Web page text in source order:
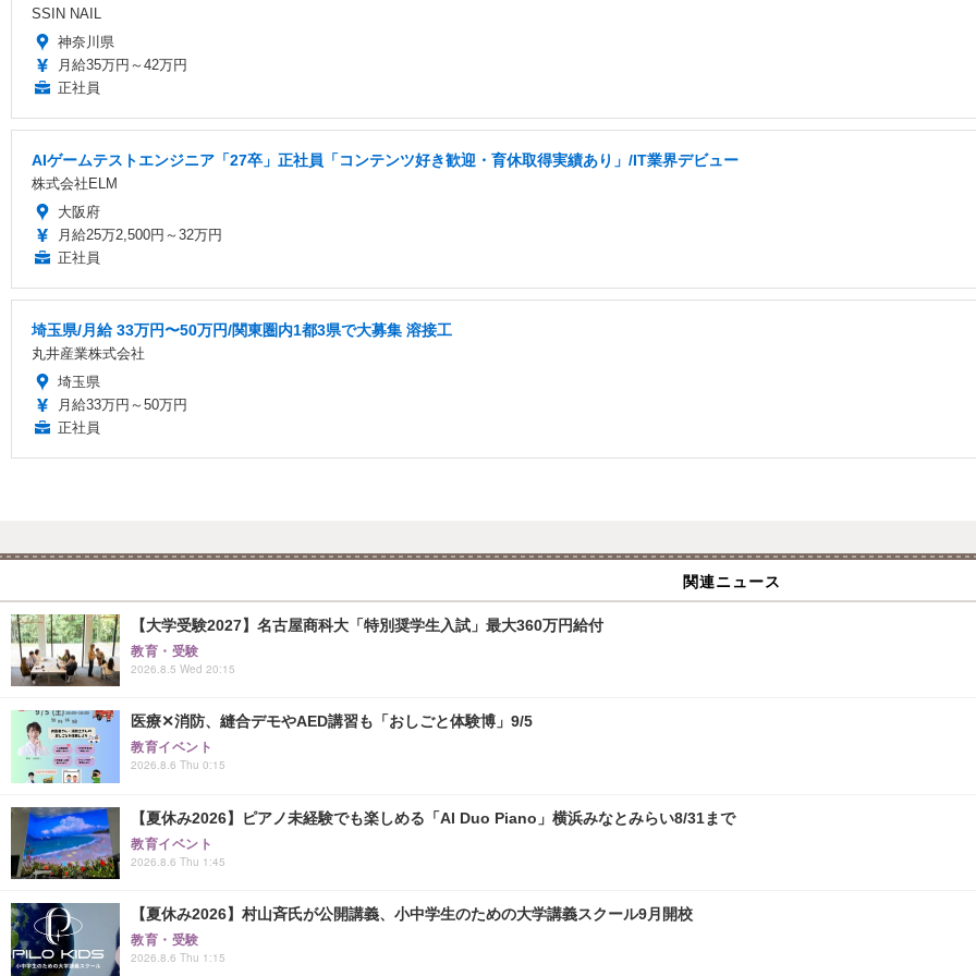
SSIN NAIL
神奈川県
月給35万円～42万円
正社員
AIゲームテストエンジニア「27卒」正社員「コンテンツ好き歓迎・育休取得実績あり」/IT業界デビュー
株式会社ELM
大阪府
月給25万2,500円～32万円
正社員
埼玉県/月給 33万円〜50万円/関東圏内1都3県で大募集 溶接工
丸井産業株式会社
埼玉県
月給33万円～50万円
正社員
関連ニュース
【大学受験2027】名古屋商科大「特別奨学生入試」最大360万円給付
教育・受験
2026.8.5 Wed 20:15
医療✕消防、縫合デモやAED講習も「おしごと体験博」9/5
教育イベント
2026.8.6 Thu 0:15
【夏休み2026】ピアノ未経験でも楽しめる「AI Duo Piano」横浜みなとみらい8/31まで
教育イベント
2026.8.6 Thu 1:45
【夏休み2026】村山斉氏が公開講義、小中学生のための大学講義スクール9月開校
教育・受験
2026.8.6 Thu 1:15